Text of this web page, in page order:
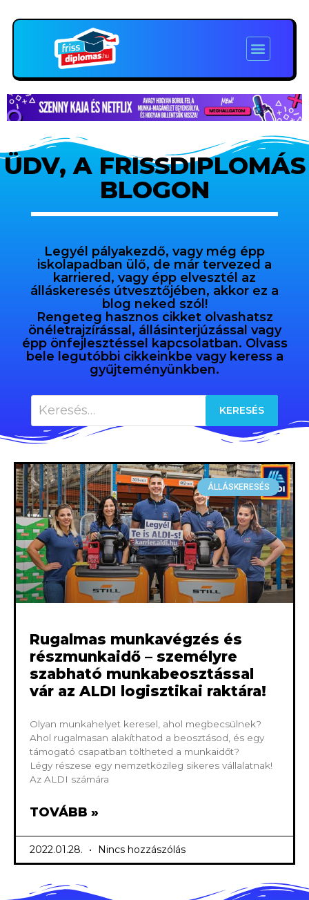
ÜDV, A FRISSDIPLOMÁS
BLOGON
Legyél pályakezdő, vagy még épp
iskolapadban ülő, de már tervezed a
karriered, vagy épp elvesztél az
álláskeresés útvesztőjében, akkor ez a
blog neked szól!
Rengeteg hasznos cikket olvashatsz
önéletrajzírással, állásinterjúzással vagy
épp önfejlesztéssel kapcsolatban. Olvass
bele legutóbbi cikkeinkbe vagy keress a
gyűjteményünkben.
ÁLLÁSKERESÉS
Rugalmas munkavégzés és
részmunkaidő – személyre
szabható munkabeosztással
vár az ALDI logisztikai raktára!
Olyan munkahelyet keresel, ahol megbecsülnek?
Ahol rugalmasan alakíthatod a beosztásod, és egy
támogató csapatban töltheted a munkaidőt?
Légy részese egy nemzetközileg sikeres vállalatnak!
Az ALDI számára
TOVÁBB »
2022.01.28. Nincs hozzászólás